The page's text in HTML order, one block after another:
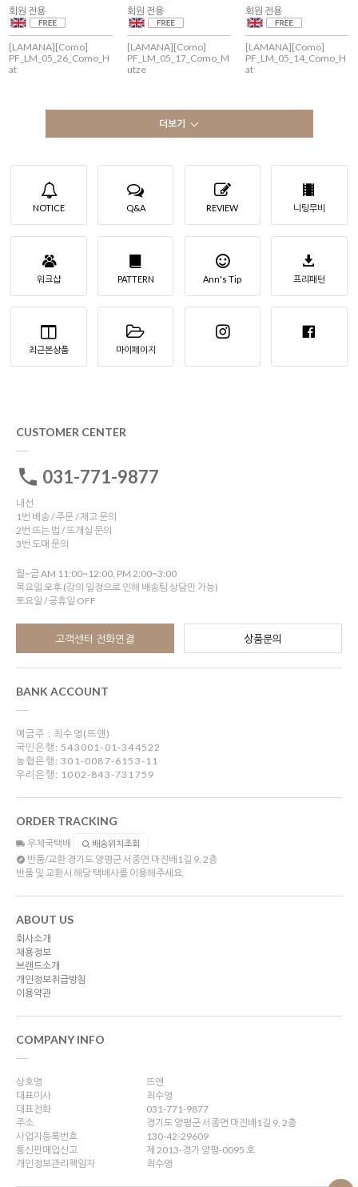
회원 전용
[LAMANA][Como]
PF_LM_05_26_Como_H
at
회원 전용
[LAMANA][Como]
PF_LM_05_17_Como_M
utze
회원 전용
[LAMANA][Como]
PF_LM_05_14_Como_H
at
더보기
NOTICE Q&A REVIEW 니팅무비
워크샵 PATTERN Ann's Tip 프리패턴
최근본상품 마이페이지
CUSTOMER CENTER
031-771-9877
내선
1번 배송 / 주문 / 재고 문의
2번 뜨는 법 / 뜨개실 문의
3번 도매 문의
월~금 AM 11:00~12:00, PM 2:00~3:00
목요일 오후 (강의 일정으로 인해 배송팀 상담만 가능)
토요일 / 공휴일 OFF
고객센터 전화연결 상품문의
BANK ACCOUNT
예금주 : 최수영(뜨앤)
국민은행: 543001-01-344522
농협은행: 301-0087-6153-11
우리은행: 1002-843-731759
ORDER TRACKING
우체국택배 배송위치조회
반품/교환 경기도 양평군 서종면 마진배1길 9, 2층
반품 및 교환시 해당 택배사를 이용해주세요.
ABOUT US
회사소개
채용정보
브랜드소개
개인정보취급방침
이용약관
COMPANY INFO
상호명
뜨앤
대표이사
최수영
대표전화
031-771-9877
주소
경기도 양평군 서종면 마진배1길 9, 2층
사업자등록번호
130-42-29609
통신판매업신고
제 2013-경기 양평-0095 호
개인정보관리책임자
최수영